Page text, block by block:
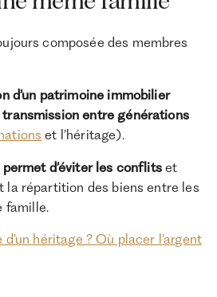
composée des membres
d’un patrimoine immobilier
entre générations
et l’héritage).
d’éviter les conflitset
la répartition des biens entre les
famille.
héritage ? Où placer l’argent